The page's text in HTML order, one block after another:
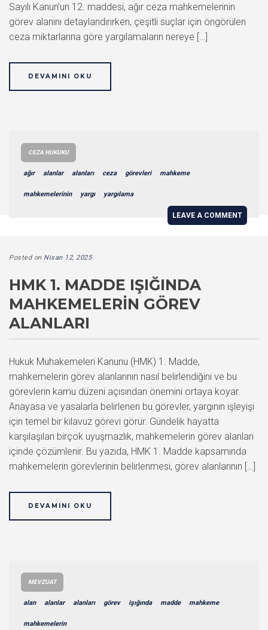
Sayılı Kanun’un 12. maddesi, ağır ceza mahkemelerinin
görev alanını detaylandırırken, çeşitli suçlar için öngörülen
ceza miktarlarına göre yargılamaların nereye […]
DEVAMINI OKU
CEZA HUKUKU
ağır alanlar alanları ceza görevleri mahkeme
mahkemelerinin yargı yargılama
LEAVE A COMMENT
Posted on Nisan 12, 2025
HMK 1. MADDE IŞIĞINDA
MAHKEMELERIN GÖREV
ALANLARI
Hukuk Muhakemeleri Kanunu (HMK) 1. Madde,
mahkemelerin görev alanlarının nasıl belirlendiğini ve bu
görevlerin kamu düzeni açısından önemini ortaya koyar.
Anayasa ve yasalarla belirlenen bu görevler, yargının işleyişi
için temel bir kılavuz görevi görür. Gündelik hayatta
karşılaşılan birçok uyuşmazlık, mahkemelerin görev alanları
içinde çözümlenir. Bu yazıda, HMK 1. Madde kapsamında
mahkemelerin görevlerinin belirlenmesi, görev alanlarının […]
DEVAMINI OKU
MEVZUAT
alan alanlar alanları görev işığında madde mahkeme
mahkemelerin